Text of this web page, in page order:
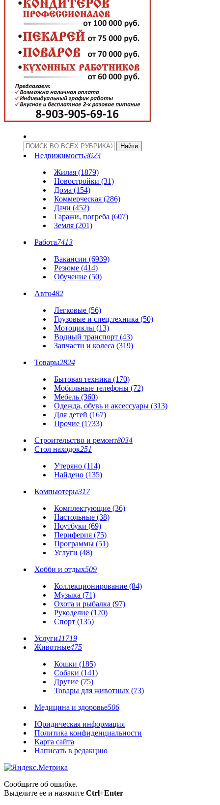
Недвижимость3623
Жилая (1879)
Новостройки (31)
Дома (154)
Коммерческая (286)
Дачи (452)
Гаражи, погреба (607)
Земля (201)
Работа7413
Вакансии (6939)
Резюме (414)
Обучение (50)
Авто482
Легковые (56)
Грузовые и спец.техника (50)
Мотоциклы (13)
Водный транспорт (43)
Запчасти и колеса (319)
Товары2824
Бытовая техника (170)
Мобильные телефоны (72)
Мебель (360)
Одежда, обувь и аксессуары (313)
Для детей (167)
Прочие (1733)
Строительство и ремонт8034
Стол находок251
Утеряно (114)
Найдено (135)
Компьютеры317
Комплектующие (36)
Настольные (38)
Ноутбуки (69)
Периферия (75)
Программы (51)
Услуги (48)
Хобби и отдых509
Коллекционирование (84)
Музыка (71)
Охота и рыбалка (97)
Рукоделие (120)
Спорт (135)
Услуги11719
Животные475
Кошки (185)
Собаки (141)
Другие (75)
Товары для животных (73)
Медицина и здоровье506
Юридическая информация
Политика конфиденциальности
Карта сайта
Написать в редакцию
Сообщите об ошибке.
Выделите ее и нажмите Ctrl+Enter